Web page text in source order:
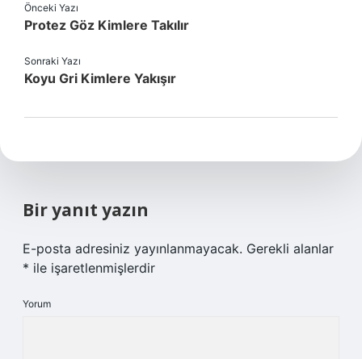
Önceki Yazı
Protez Göz Kimlere Takılır
Sonraki Yazı
Koyu Gri Kimlere Yakışır
Bir yanıt yazın
E-posta adresiniz yayınlanmayacak. Gerekli alanlar
* ile işaretlenmişlerdir
Yorum